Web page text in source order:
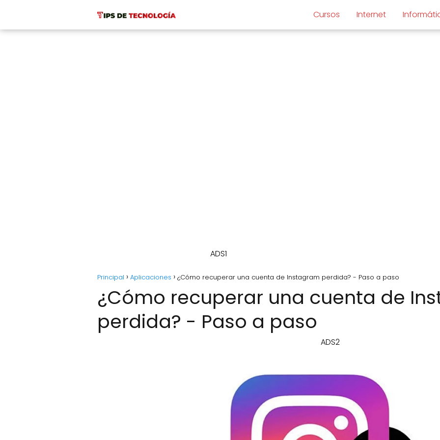
Cursos Internet
ADS1
Principal Aplicaciones ¿Cómo recuperar una cuenta de Instagram perdida? - Paso a paso
¿Cómo recuperar una cuenta de
perdida? - Paso a paso
ADS2